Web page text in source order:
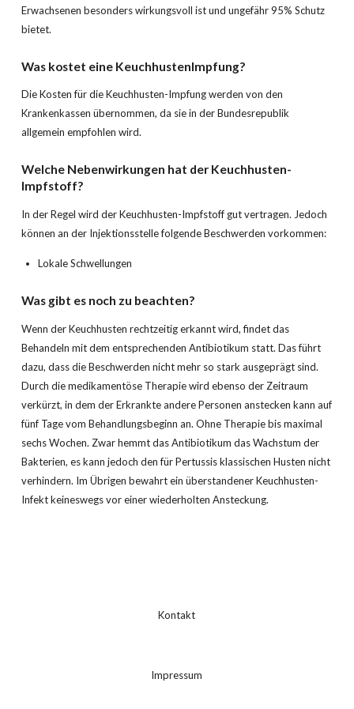
Erwachsenen besonders wirkungsvoll ist und ungefähr 95% Schutz
bietet.
Was kostet eine KeuchhustenImpfung?
Die Kosten für die Keuchhusten-Impfung werden von den
Krankenkassen übernommen, da sie in der Bundesrepublik
allgemein empfohlen wird.
Welche Nebenwirkungen hat der Keuchhusten-
Impfstoff?
In der Regel wird der Keuchhusten-Impfstoff gut vertragen. Jedoch
können an der Injektionsstelle folgende Beschwerden vorkommen:
Lokale Schwellungen
Was gibt es noch zu beachten?
Wenn der Keuchhusten rechtzeitig erkannt wird, findet das
Behandeln mit dem entsprechenden Antibiotikum statt. Das führt
dazu, dass die Beschwerden nicht mehr so stark ausgeprägt sind.
Durch die medikamentöse Therapie wird ebenso der Zeitraum
verkürzt, in dem der Erkrankte andere Personen anstecken kann auf
fünf Tage vom Behandlungsbeginn an. Ohne Therapie bis maximal
sechs Wochen. Zwar hemmt das Antibiotikum das Wachstum der
Bakterien, es kann jedoch den für Pertussis klassischen Husten nicht
verhindern. Im Übrigen bewahrt ein überstandener Keuchhusten-
Infekt keineswegs vor einer wiederholten Ansteckung.
Kontakt
Impressum